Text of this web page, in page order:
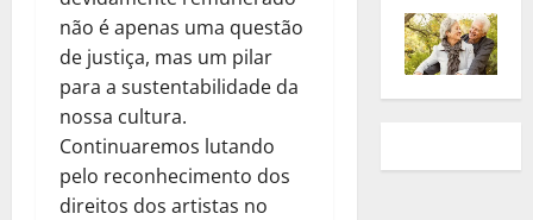
não é apenas uma questão
de justiça, mas um pilar
para a sustentabilidade da
nossa cultura.
Continuaremos lutando
pelo reconhecimento dos
direitos dos artistas no